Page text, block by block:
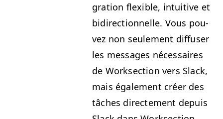
gra­tion flex­i­ble, intu­itive et
bidi­rec­tion­nelle. Vous pou­
vez non seule­ment dif­fuser
les mes­sages néces­saires
de Work­sec­tion vers Slack,
mais égale­ment créer des
tâch­es directe­ment depuis